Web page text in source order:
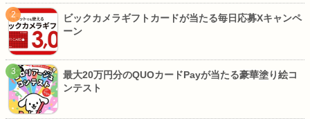
ビックカメラギフトカードが当たる毎日応募Xキャンペ
ーン
最大20万円分のQUOカードPayが当たる豪華塗り絵コ
ンテスト